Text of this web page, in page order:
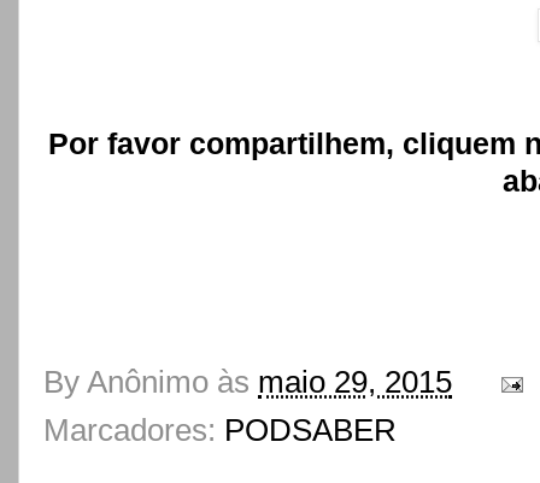
Por favor compartilhem, cliquem
By Anônimo às maio 29, 2015
Marcadores: PODSABER